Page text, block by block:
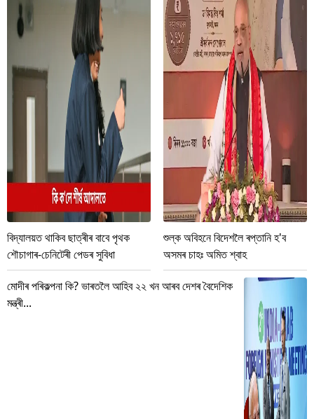
বিদ্যালয়ত থাকিব ছাত্ৰীৰ বাবে পৃথক
শৌচাগাৰ-চেনিটেৰী পেডৰ সুবিধা
শুল্ক অবিহনে বিদেশলৈ ৰপ্তানি হ'ব
অসমৰ চাহঃ অমিত শ্বাহ
মোদীৰ পৰিকল্পনা কি? ভাৰতলৈ আহিব ২২ খন আৰব দেশৰ বৈদেশিক
মন্ত্ৰী...